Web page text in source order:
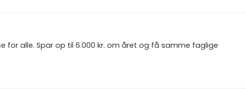
for alle. Spar op til 6.000 kr. om året og få samme faglige